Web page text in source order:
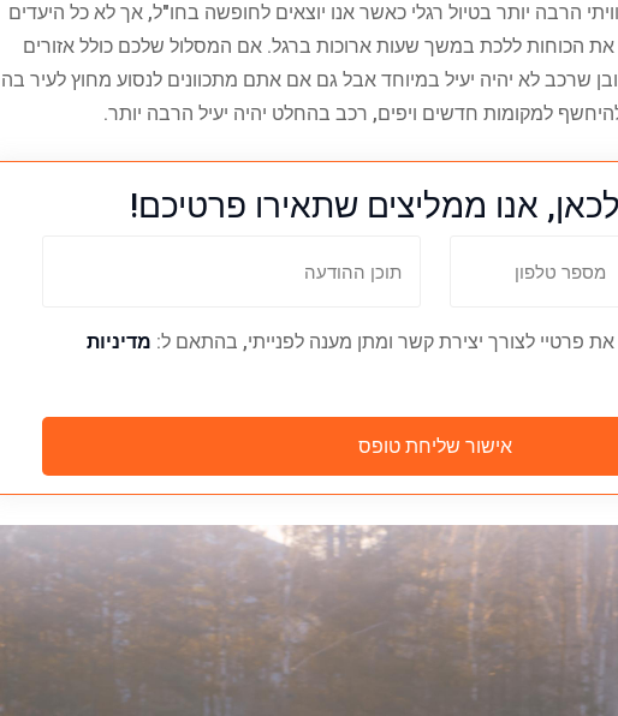
הרבה יותר בטיול רגלי כאשר אנו יוצאים לחופשה בחו"ל, אך לא כל היעדים
את הכוחות ללכת במשך שעות ארוכות ברגל. אם המסלול שלכם כולל אזורים
שרכב לא יהיה יעיל במיוחד אבל גם אם אתם מתכוונים לנסוע מחוץ לעיר בה
למקומות חדשים ויפים, רכב בהחלט יהיה יעיל הרבה יותר.
אנו ממליצים שתאירו פרטיכם!
פרטיי לצורך יצירת קשר ומתן מענה לפנייתי, בהתאם ל: מדיניות